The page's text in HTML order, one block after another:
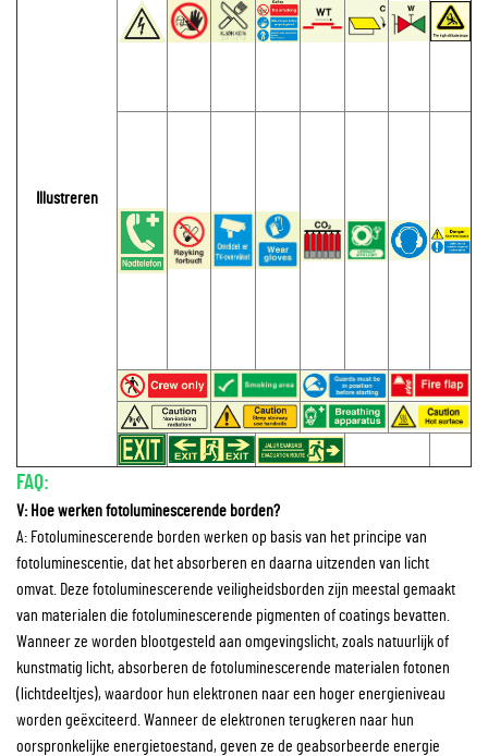
Illustreren
FAQ:
V: Hoe werken fotoluminescerende borden?
A: Fotoluminescerende borden werken op basis van het principe van
fotoluminescentie, dat het absorberen en daarna uitzenden van licht
omvat. Deze fotoluminescerende veiligheidsborden zijn meestal gemaakt
van materialen die fotoluminescerende pigmenten of coatings bevatten.
Wanneer ze worden blootgesteld aan omgevingslicht, zoals natuurlijk of
kunstmatig licht, absorberen de fotoluminescerende materialen fotonen
(lichtdeeltjes), waardoor hun elektronen naar een hoger energieniveau
worden geëxciteerd. Wanneer de elektronen terugkeren naar hun
oorspronkelijke energietoestand, geven ze de geabsorbeerde energie